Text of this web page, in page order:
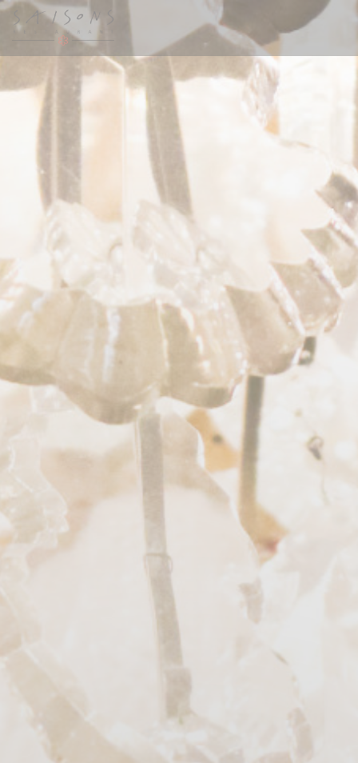
Personnalisation de vos choix en matière de cookies